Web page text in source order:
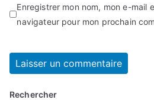
Enregistrer mon nom, mon e-mail
navigateur pour mon prochain
Rechercher